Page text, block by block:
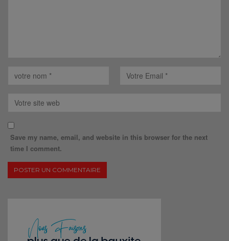
Save my name, email, and website in this browser for the next
time I comment.